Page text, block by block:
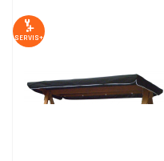
SERVIS+